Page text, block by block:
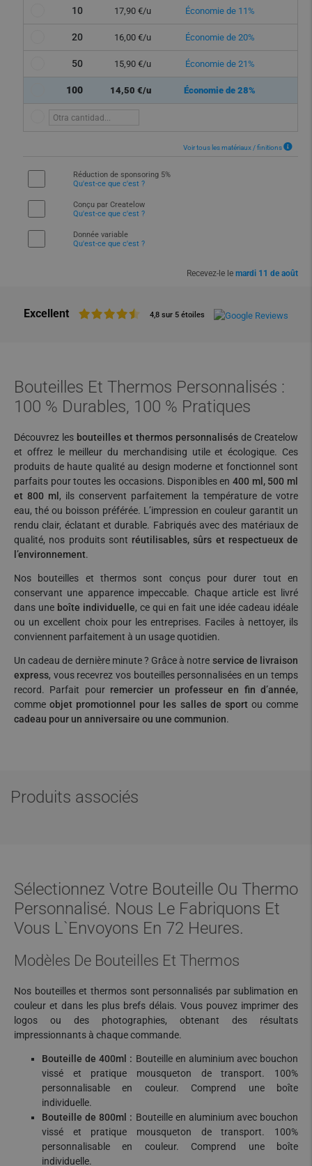
10 17,90 €/u Économie de 11%
20 16,00 €/u Économie de 20%
50 15,90 €/u Économie de 21%
100 14,50 €/u Économie de 28%
Voir tous les matériaux / finitions
Réduction de sponsoring 5%
Qu'est-ce que c'est ?
Conçu par Createlow
Qu'est-ce que c'est ?
Donnée variable
Qu'est-ce que c'est ?
Recevez-le le mardi 11 de août
Excellent 4,8 sur 5 étoiles
Bouteilles Et Thermos Personnalisés :
100 % Durables, 100 % Pratiques
Découvrez les bouteilles et thermos personnalisés de Createlow
et offrez le meilleur du merchandising utile et écologique. Ces
produits de haute qualité au design moderne et fonctionnel sont
parfaits pour toutes les occasions. Disponibles en 400 ml, 500 ml
et 800 ml , ils conservent parfaitement la température de votre
eau, thé ou boisson préférée. L’impression en couleur garantit un
rendu clair, éclatant et durable. Fabriqués avec des matériaux de
qualité, nos produits sont réutilisables, sûrs et respectueux de
l’environnement.
Nos bouteilles et thermos sont conçus pour durer tout en
conservant une apparence impeccable. Chaque article est livré
dans une boîte individuelle, ce qui en fait une idée cadeau idéale
ou un excellent choix pour les entreprises. Faciles à nettoyer, ils
conviennent parfaitement à un usage quotidien.
Un cadeau de dernière minute ? Grâce à notre service de livraison
express, vous recevrez vos bouteilles personnalisées en un temps
record. Parfait pour remercier un professeur en fin d’année,
commeobjet promotionnel pour les salles de sportou comme
cadeau pour un anniversaire ou une communion.
Produits associés
Sélectionnez Votre Bouteille Ou Thermo
Personnalisé. Nous Le Fabriquons Et
Vous L`envoyons En 72 Heures.
Modèles De Bouteilles Et Thermos
Nos bouteilles et thermos sont personnalisés par sublimation en
couleur et dans les plus brefs délais. Vous pouvez imprimer des
logos ou des photographies, obtenant des résultats
impressionnants à chaque commande.
Bouteille de 400ml : Bouteille en aluminium avec bouchon
vissé et pratique mousqueton de transport. 100%
personnalisable en couleur. Comprend une boîte
individuelle.
Bouteille de 800ml : Bouteille en aluminium avec bouchon
vissé et pratique mousqueton de transport. 100%
personnalisable en couleur. Comprend une boîte
individuelle.